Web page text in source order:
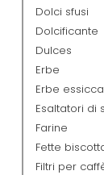
Dolci sfusi
Dolcificante
Dulces
Erbe
Erbe
Esaltatori di
Farine
Fette
Filtri per